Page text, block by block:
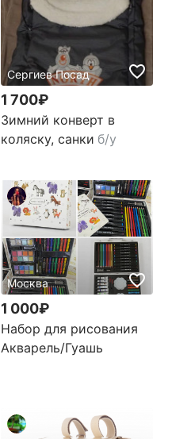
Сергиев Посад
1 700₽
Зимний конверт в
коляску, санки б/у
Москва
1 000₽
Набор для рисования
Акварель/Гуашь